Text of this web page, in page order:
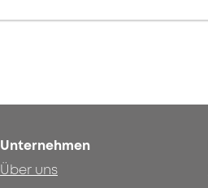
Unternehmen
Über uns